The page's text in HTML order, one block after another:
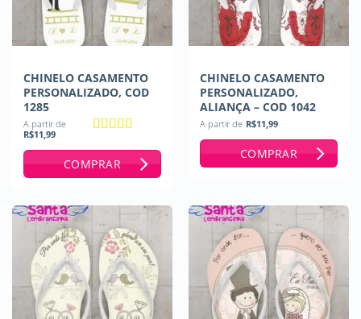
CHINELO CASAMENTO
PERSONALIZADO, COD
1285
A partir de
R$11,99
COMPRAR
CHINELO CASAMENTO
PERSONALIZADO,
ALIANÇA – COD 1042
A partir de R$11,99
COMPRAR